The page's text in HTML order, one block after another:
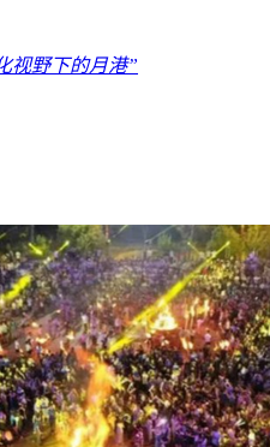
视野下的月港”